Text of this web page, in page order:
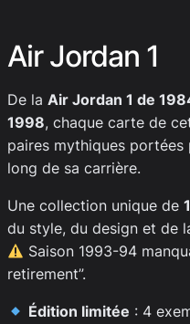
Air Jordan 1
De la Air Jordan 1 de
1998, chaque carte de
paires mythiques portées
long de sa carrière.
Une collection unique de
du style, du design et de
Saison 1993-94
retirement”.
Édition limitée : 4